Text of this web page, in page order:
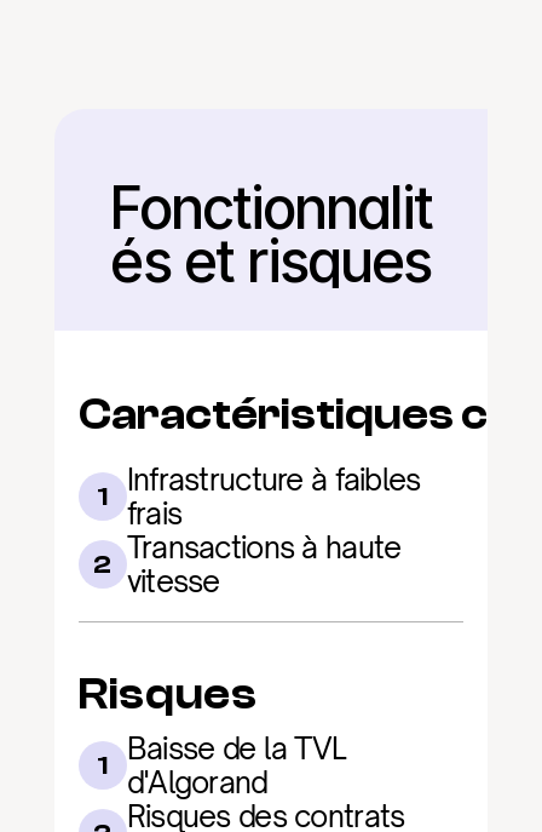
Retour
Fonctionnalit
és et risques
Caractéristiques
1
Infrastructure à faibles
frais
2 Transactions à haute
vitesse
Risques
1
Baisse de la TVL
d'Algorand
Risques des contrats